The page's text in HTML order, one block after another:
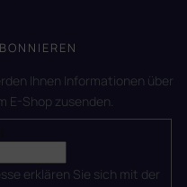
Ihnen Informationen über
E-Shop zusenden.
erklären Sie sich mit der